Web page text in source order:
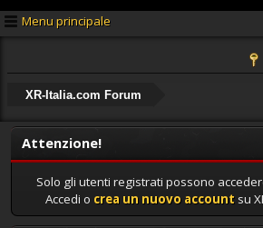
Menu principale
XR-Italia.com Forum
Attenzione!
Solo gli utenti registrati possono
Accedi o crea un nuovo account su